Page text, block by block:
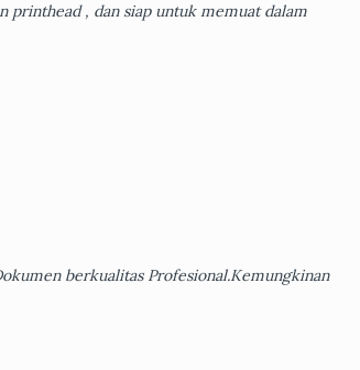
printhead , dan siap untuk memuat dalam
berkualitas Profesional.Kemungkinan